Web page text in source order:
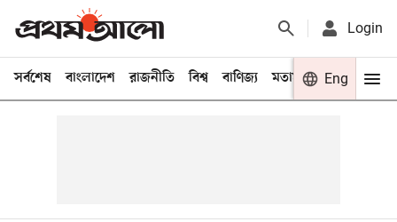
Login
সর্বশেষ বাংলাদেশ রাজনীতি বিশ্ব বাণিজ্য মতামত খেলা
Eng